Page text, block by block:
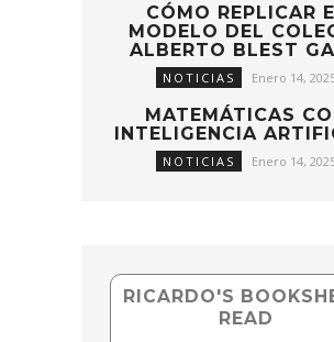
CÓMO REPLICAR
MODELO DEL
ALBERTO BLEST
NOTICIAS Enero 14,
MATEMÁTICAS
INTELIGENCIA
NOTICIAS Enero 14,
RICARDO'S
READ